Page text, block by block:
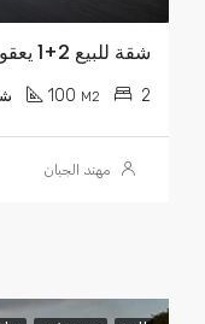
شقة للبيع 2+1 يعقوبلو TL 1,550,000
2
100 M2
مهند الجبان